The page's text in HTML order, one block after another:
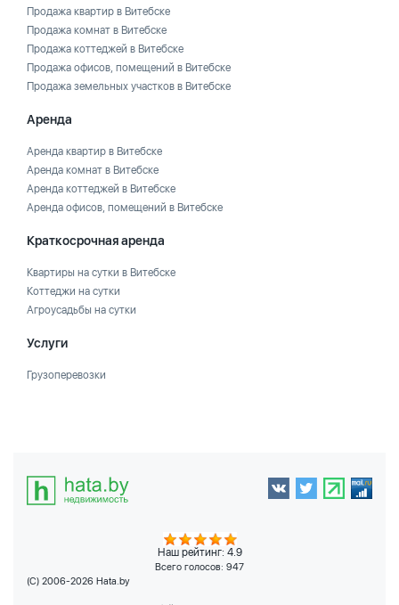
Продажа квартир в Витебске
Продажа комнат в Витебске
Продажа коттеджей в Витебске
Продажа офисов, помещений в Витебске
Продажа земельных участков в Витебске
Аренда
Аренда квартир в Витебске
Аренда комнат в Витебске
Аренда коттеджей в Витебске
Аренда офисов, помещений в Витебске
Краткосрочная аренда
Квартиры на сутки в Витебске
Коттеджи на сутки
Агроусадьбы на сутки
Услуги
Грузоперевозки
Наш рейтинг: 4.9
Всего голосов: 947
(C) 2006-2026 Hata.by